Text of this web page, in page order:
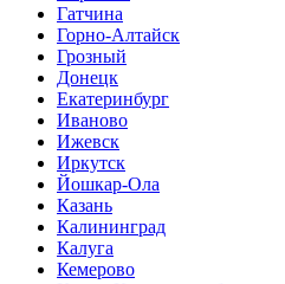
Гатчина
Горно-Алтайск
Грозный
Донецк
Екатеринбург
Иваново
Ижевск
Иркутск
Йошкар-Ола
Казань
Калининград
Калуга
Кемерово